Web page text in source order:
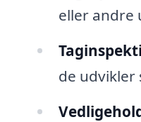
eller andre
de udvikler